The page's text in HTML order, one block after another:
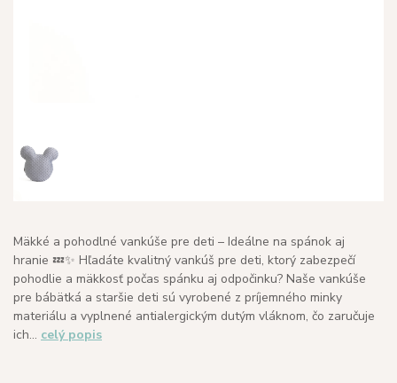
Mäkké a pohodlné vankúše pre deti – Ideálne na spánok aj
hranie 💤✨ Hľadáte kvalitný vankúš pre deti, ktorý zabezpečí
pohodlie a mäkkosť počas spánku aj odpočinku? Naše vankúše
pre bábätká a staršie deti sú vyrobené z príjemného minky
materiálu a vyplnené antialergickým dutým vláknom, čo zaručuje
ich... celý popis